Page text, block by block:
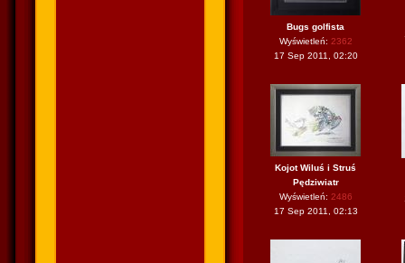
Bugs golfista
Wyświetleń: 2362
17 Sep 2011, 02:20
Kojot Wiluś i Struś
Pędziwiatr
Wyświetleń: 2486
17 Sep 2011, 02:13